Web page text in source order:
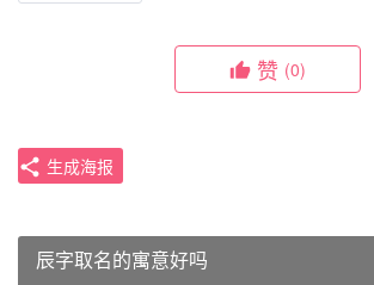
赞 (0)
生成海报
辰字取名的寓意好吗